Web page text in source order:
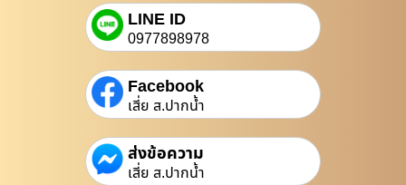
LINE ID
0977898978
Facebook
เสี่ย ส.ปากน้ำ
ส่งข้อความ
เสี่ย ส.ปากน้ำ